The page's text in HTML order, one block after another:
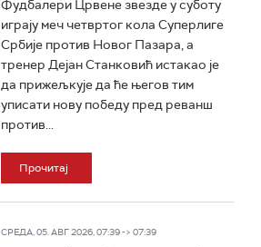
Фудбалери Црвене звезде у суботу
играју меч четвртог кола Суперлиге
Србије против Новог Пазара, а
тренер Дејан Станковић истакао је
да прижељкује да ће његов тим
уписати нову победу пред реванш
против...
Прочитај
СРЕДА, 05. АВГ 2026, 07:39 -> 07:39